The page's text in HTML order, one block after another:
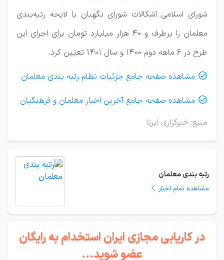
شورای اسلامی اشکالات شورای نگهبان با لایحه رتبه‌بندی
معلمان را برطرف و ۴۰ هزار میلیارد تومان برای اجرای این
طرح در ۶ ماهه دوم ۱۴۰۰ و سال ۱۴۰۱ تعیین کرد.
 مشاهده صفحه جامع جزئیات نظام رتبه بندی معلمان
 مشاهده صفحه جامع آخرین اخبار معلمان و فرهنگیان
منبع: خبرگزاری ایرنا
رتبه بندی معلمان
مشاهده تمام اخبار
در کاریابی مجازی ایران استخدام به رایگان
عضو شوید...